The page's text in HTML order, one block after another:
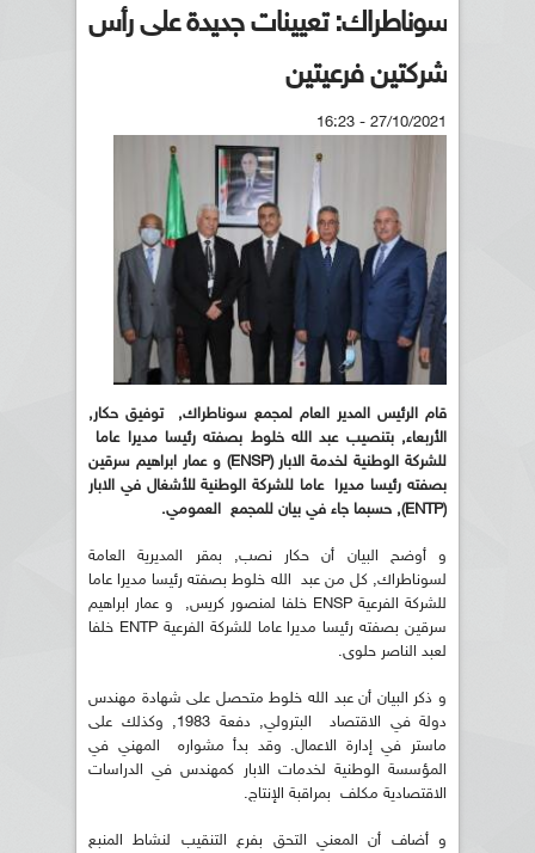
سوناطراك: تعيينات جديدة على رأس
شركتين فرعيتين
27/10/2021 - 16:23
قام الرئيس المدير العام لمجمع سوناطراك, توفيق حكار,
الأربعاء, بتنصيب عبد الله خلوط بصفته رئيسا مديرا عاما
للشركة الوطنية لخدمة الابار (ENSP) و عمار ابراهيم سرقين
بصفته رئيسا مديرا عاما للشركة الوطنية للأشغال في الابار
(ENTP), حسبما جاء في بيان للمجمع العمومي.
و أوضح البيان أن حكار نصب, بمقر المديرية العامة
لسوناطراك, كل من عبد الله خلوط بصفته رئيسا مديرا عاما
للشركة الفرعية ENSP خلفا لمنصور كريس, و عمار ابراهيم
سرقين بصفته رئيسا مديرا عاما للشركة الفرعية ENTP خلفا
لعبد الناصر حلوى.
و ذكر البيان أن عبد الله خلوط متحصل على شهادة مهندس
دولة في الاقتصاد البترولي, دفعة 1983, وكذلك على
ماستر في إدارة الاعمال. وقد بدأ مشواره المهني في
المؤسسة الوطنية لخدمات الابار كمهندس في الدراسات
الاقتصادية مكلف بمراقبة الإنتاج.
و أضاف أن المعني التحق بفرع التنقيب لنشاط المنبع